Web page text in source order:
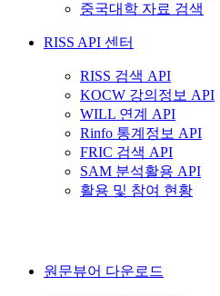
중국대학 자료 검색
RISS API 센터
RISS 검색 API
KOCW 강의정보 API
WILL 연계 API
Rinfo 통계정보 API
FRIC 검색 API
SAM 분석활용 API
활용 및 참여 현황
원문뷰어 다운로드